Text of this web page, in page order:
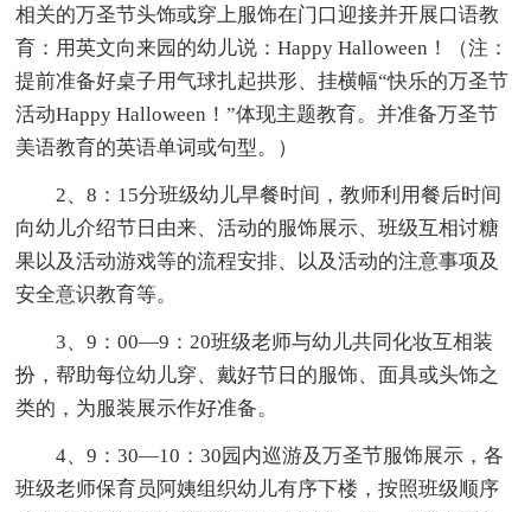
相关的万圣节头饰或穿上服饰在门口迎接并开展口语教
育：用英文向来园的幼儿说：Happy Halloween！（注：
提前准备好桌子用气球扎起拱形、挂横幅“快乐的万圣节
活动Happy Halloween！”体现主题教育。并准备万圣节
美语教育的英语单词或句型。）
2、8：15分班级幼儿早餐时间，教师利用餐后时间
向幼儿介绍节日由来、活动的服饰展示、班级互相讨糖
果以及活动游戏等的流程安排、以及活动的注意事项及
安全意识教育等。
3、9：00—9：20班级老师与幼儿共同化妆互相装
扮，帮助每位幼儿穿、戴好节日的服饰、面具或头饰之
类的，为服装展示作好准备。
4、9：30—10：30园内巡游及万圣节服饰展示，各
班级老师保育员阿姨组织幼儿有序下楼，按照班级顺序